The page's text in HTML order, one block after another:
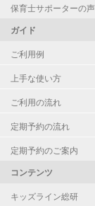
保育士サポーターの声
ガイド
ご利用例
上手な使い方
ご利用の流れ
定期予約の流れ
定期予約のご案内
コンテンツ
キッズライン総研